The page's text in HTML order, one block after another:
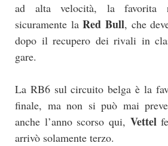
ad alta velocità, la favorita
sicuramente laRed Bull, che
dopo il recupero dei rivali in
gare.
La RB6 sul circuito belga è la
finale, ma non si può mai
anche l’anno scorso qui, Vettel
arrivò solamente terzo.